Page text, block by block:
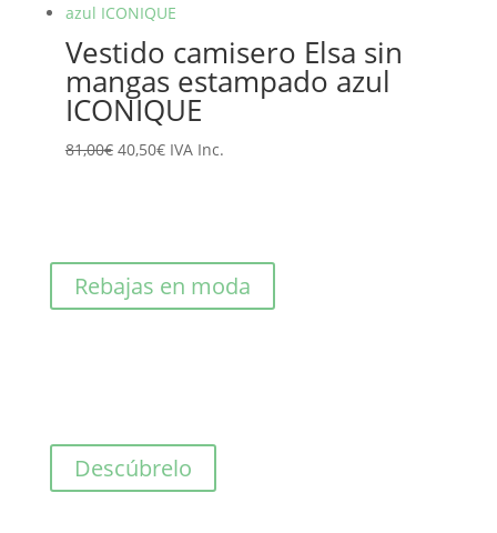
125,00€.62,50€.
Vestido camisero Elsa sin
mangas estampado azul
ICONIQUE
81,00€ El
81,00€.
40,50€El
40,50€.
IVA Inc.
Rebajas en moda
Descúbrelo